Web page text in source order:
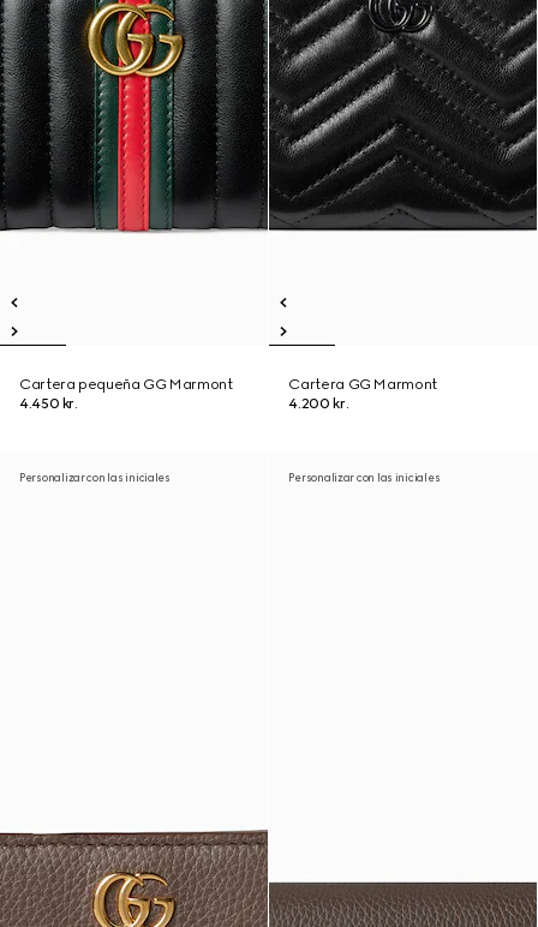
Cartera pequeña GG Marmont
4.450 kr.
Cartera GG Marmont
4.200 kr.
Personalizar con las iniciales Personalizar con las iniciales